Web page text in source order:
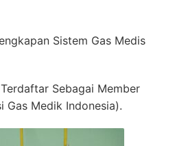
Sistem Gas Medis
Sebagai Member
Gas Medik Indonesia).